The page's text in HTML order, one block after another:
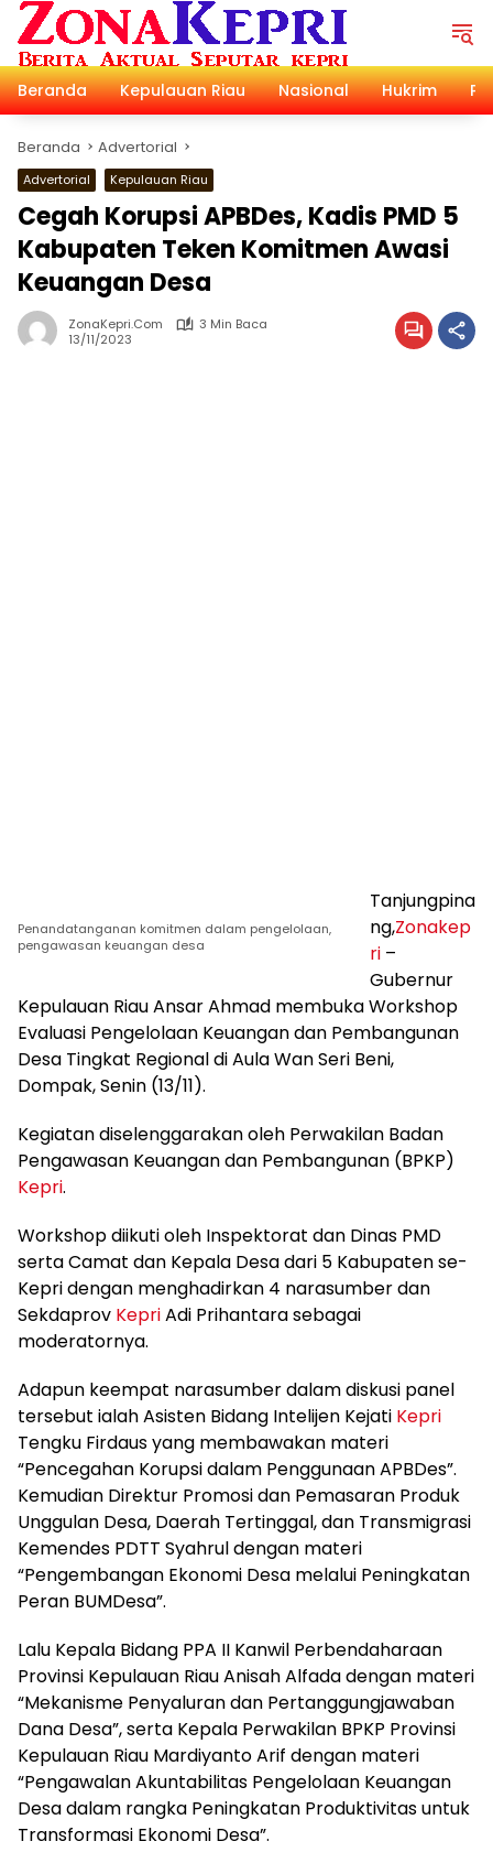
Langsung
konten
Beranda
Kepulauan Riau Nasional Hukrim
Beranda Advertorial
Advertorial Kepulauan Riau
Cegah Korupsi APBDes, Kadis PMD 5
Kabupaten Teken Komitmen Awasi
Keuangan Desa
ZonaKepri.com
3 Min Baca
13/11/2023
Penandatanganan komitmen dalam pengelolaan,
pengawasan keuangan desa
Tanjungpina
ng,Zonakep
ri –
Gubernur
Kepulauan Riau Ansar Ahmad membuka Workshop
Evaluasi Pengelolaan Keuangan dan Pembangunan
Desa Tingkat Regional di Aula Wan Seri Beni,
Dompak, Senin (13/11).
Kegiatan diselenggarakan oleh Perwakilan Badan
Pengawasan Keuangan dan Pembangunan (BPKP)
Kepri.
Workshop diikuti oleh Inspektorat dan Dinas PMD
serta Camat dan Kepala Desa dari 5 Kabupaten se-
Kepri dengan menghadirkan 4 narasumber dan
Sekdaprov KepriAdi Prihantara sebagai
moderatornya.
Adapun keempat narasumber dalam diskusi panel
tersebut ialah Asisten Bidang Intelijen Kejati Kepri
Tengku Firdaus yang membawakan materi
“Pencegahan Korupsi dalam Penggunaan APBDes”.
Kemudian Direktur Promosi dan Pemasaran Produk
Unggulan Desa, Daerah Tertinggal, dan Transmigrasi
Kemendes PDTT Syahrul dengan materi
“Pengembangan Ekonomi Desa melalui Peningkatan
Peran BUMDesa”.
Lalu Kepala Bidang PPA II Kanwil Perbendaharaan
Provinsi Kepulauan Riau Anisah Alfada dengan materi
“Mekanisme Penyaluran dan Pertanggungjawaban
Dana Desa”, serta Kepala Perwakilan BPKP Provinsi
Kepulauan Riau Mardiyanto Arif dengan materi
“Pengawalan Akuntabilitas Pengelolaan Keuangan
Desa dalam rangka Peningkatan Produktivitas untuk
Transformasi Ekonomi Desa”.